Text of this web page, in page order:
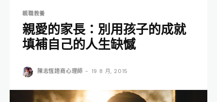
親職教養
親愛的家長：別用孩子的成就
填補自己的人生缺憾
陳志恆諮商心理師 - 19 8 月, 2015